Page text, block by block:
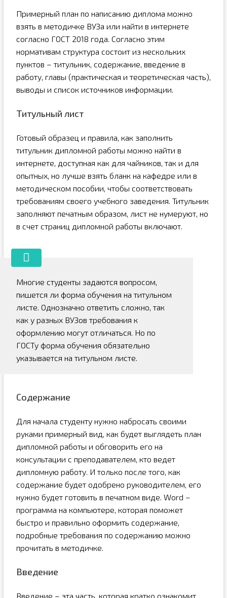
Примерный план по написанию диплома можно
взять в методичке ВУЗа или найти в интернете
согласно ГОСТ 2018 года. Согласно этим
нормативам структура состоит из нескольких
пунктов – титульник, содержание, введение в
работу, главы (практическая и теоретическая часть),
выводы и список источников информации.
Титульный лист
Готовый образец и правила, как заполнить
титульник дипломной работы можно найти в
интернете, доступная как для чайников, так и для
опытных, но лучше взять бланк на кафедре или в
методическом пособии, чтобы соответствовать
требованиям своего учебного заведения. Титульник
заполняют печатным образом, лист не нумеруют, но
в счет страниц дипломной работы включают.
Многие студенты задаются вопросом,
пишется ли форма обучения на титульном
листе. Однозначно ответить сложно, так
как у разных ВУЗов требования к
оформлению могут отличаться. Но по
ГОСТу форма обучения обязательно
указывается на титульном листе.
Содержание
Для начала студенту нужно набросать своими
руками примерный вид, как будет выглядеть план
дипломной работы и обговорить его на
консультации с преподавателем, кто ведет
дипломную работу. И только после того, как
содержание будет одобрено руководителем, его
нужно будет готовить в печатном виде. Word –
программа на компьютере, которая поможет
быстро и правильно оформить содержание,
подробные требования по содержанию можно
прочитать в методичке.
Введение
Введение – эта часть, которая кратко ознакомит